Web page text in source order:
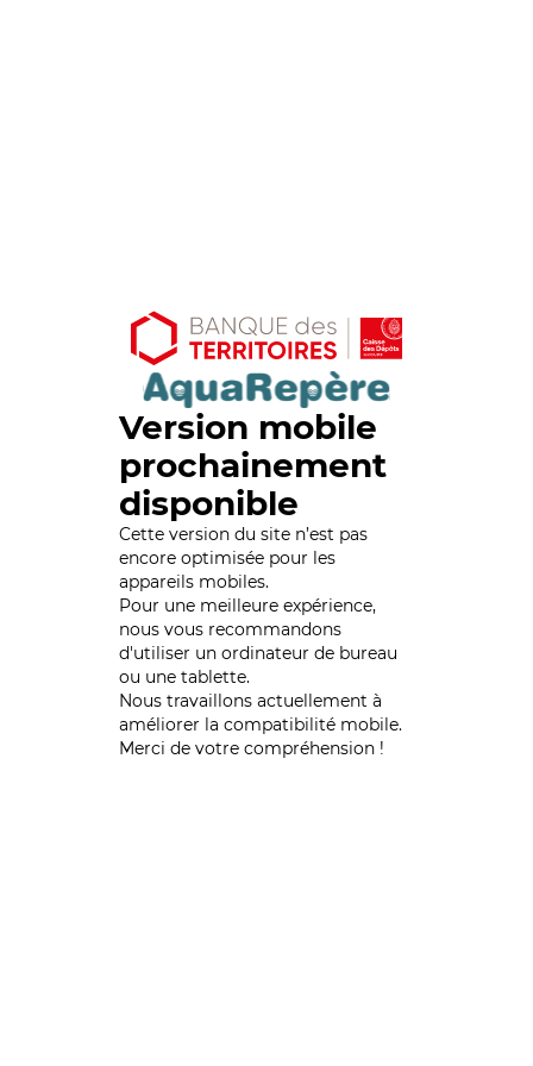
Version mobile
prochainement
disponible
Cette version du site n’est pas
encore optimisée pour les
appareils mobiles.
Pour une meilleure expérience,
nous vous recommandons
d'utiliser un ordinateur de bureau
ou une tablette.
Nous travaillons actuellement à
améliorer la compatibilité mobile.
Merci de votre compréhension !